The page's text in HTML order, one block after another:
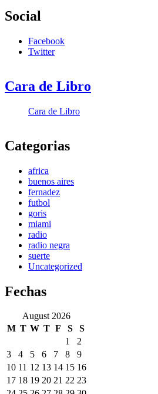
Social
Facebook
Twitter
Cara de Libro
Cara de Libro
Categorias
africa
buenos aires
fernadez
futbol
goris
miami
radio
radio negra
suerte
Uncategorized
Fechas
August 2026
M T W T F S
S
1
2
3
4 5 6 7 8
9
10 11 12 13 14 15 16
17 18 19 20 21 22 23